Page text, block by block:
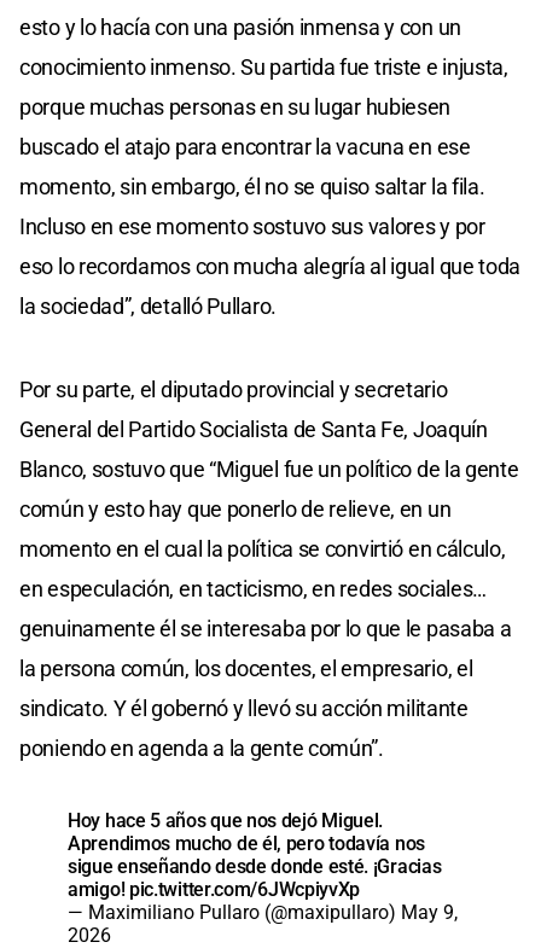
esto y lo hacía con una pasión inmensa y con un
conocimiento inmenso. Su partida fue triste e injusta,
porque muchas personas en su lugar hubiesen
buscado el atajo para encontrar la vacuna en ese
momento, sin embargo, él no se quiso saltar la fila.
Incluso en ese momento sostuvo sus valores y por
eso lo recordamos con mucha alegría al igual que toda
la sociedad”, detalló Pullaro.
Por su parte, el diputado provincial y secretario
General del Partido Socialista de Santa Fe, Joaquín
Blanco, sostuvo que “Miguel fue un político de la gente
común y esto hay que ponerlo de relieve, en un
momento en el cual la política se convirtió en cálculo,
en especulación, en tacticismo, en redes sociales…
genuinamente él se interesaba por lo que le pasaba a
la persona común, los docentes, el empresario, el
sindicato. Y él gobernó y llevó su acción militante
poniendo en agenda a la gente común”.
Hoy hace 5 años que nos dejó Miguel.
Aprendimos mucho de él, pero todavía nos
sigue enseñando desde donde esté. ¡Gracias
amigo! pic.twitter.com/6JWcpiyvXp
— Maximiliano Pullaro (@maxipullaro) May 9,
2026